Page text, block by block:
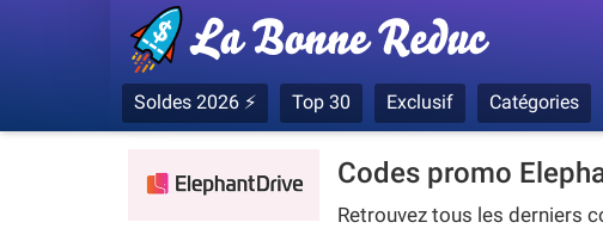
Soldes 2026 ⚡ Top 30 Exclusif Catégories
Codes promo
Retrouvez tous les derniers